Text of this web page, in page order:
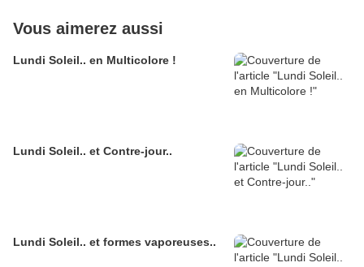
Vous aimerez aussi
Lundi Soleil.. en Multicolore !
Lundi Soleil.. et Contre-jour..
Lundi Soleil.. et formes vaporeuses..